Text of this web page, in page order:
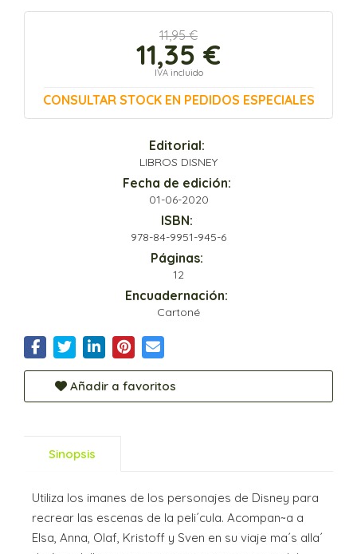
11,95 €
11,35 €
IVA incluido
CONSULTAR STOCK EN PEDIDOS ESPECIALES
Editorial:
LIBROS DISNEY
Fecha de edición:
01-06-2020
ISBN:
978-84-9951-945-6
Páginas:
12
Encuadernación:
Cartoné
Añadir a favoritos
Sinopsis
Utiliza los imanes de los personajes de Disney para
recrear las escenas de la peli´cula. Acompan~a a
Elsa, Anna, Olaf, Kristoff y Sven en su viaje ma´s alla´